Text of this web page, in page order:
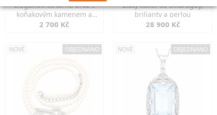
Elegantní stříbrná brož s
koňakovým kamenem a
markazity
2 700 Kč
Zlatý kolier se smaragdy,
brilianty a perlou
28 900 Kč
NOVÉ OBJEDNÁNO NOVÉ OBJEDNÁNO